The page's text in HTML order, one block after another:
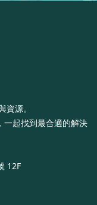
源。
一起找到最合適的解決
12F